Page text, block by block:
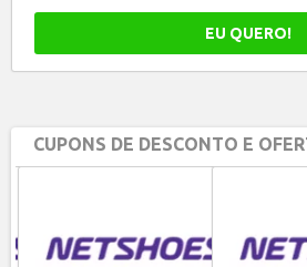
EU QUERO!
CUPONS DE DESCONTO E